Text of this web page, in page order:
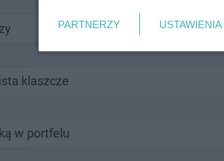
klaszcze
w portfelu
PARTNERZY USTAWIENIA